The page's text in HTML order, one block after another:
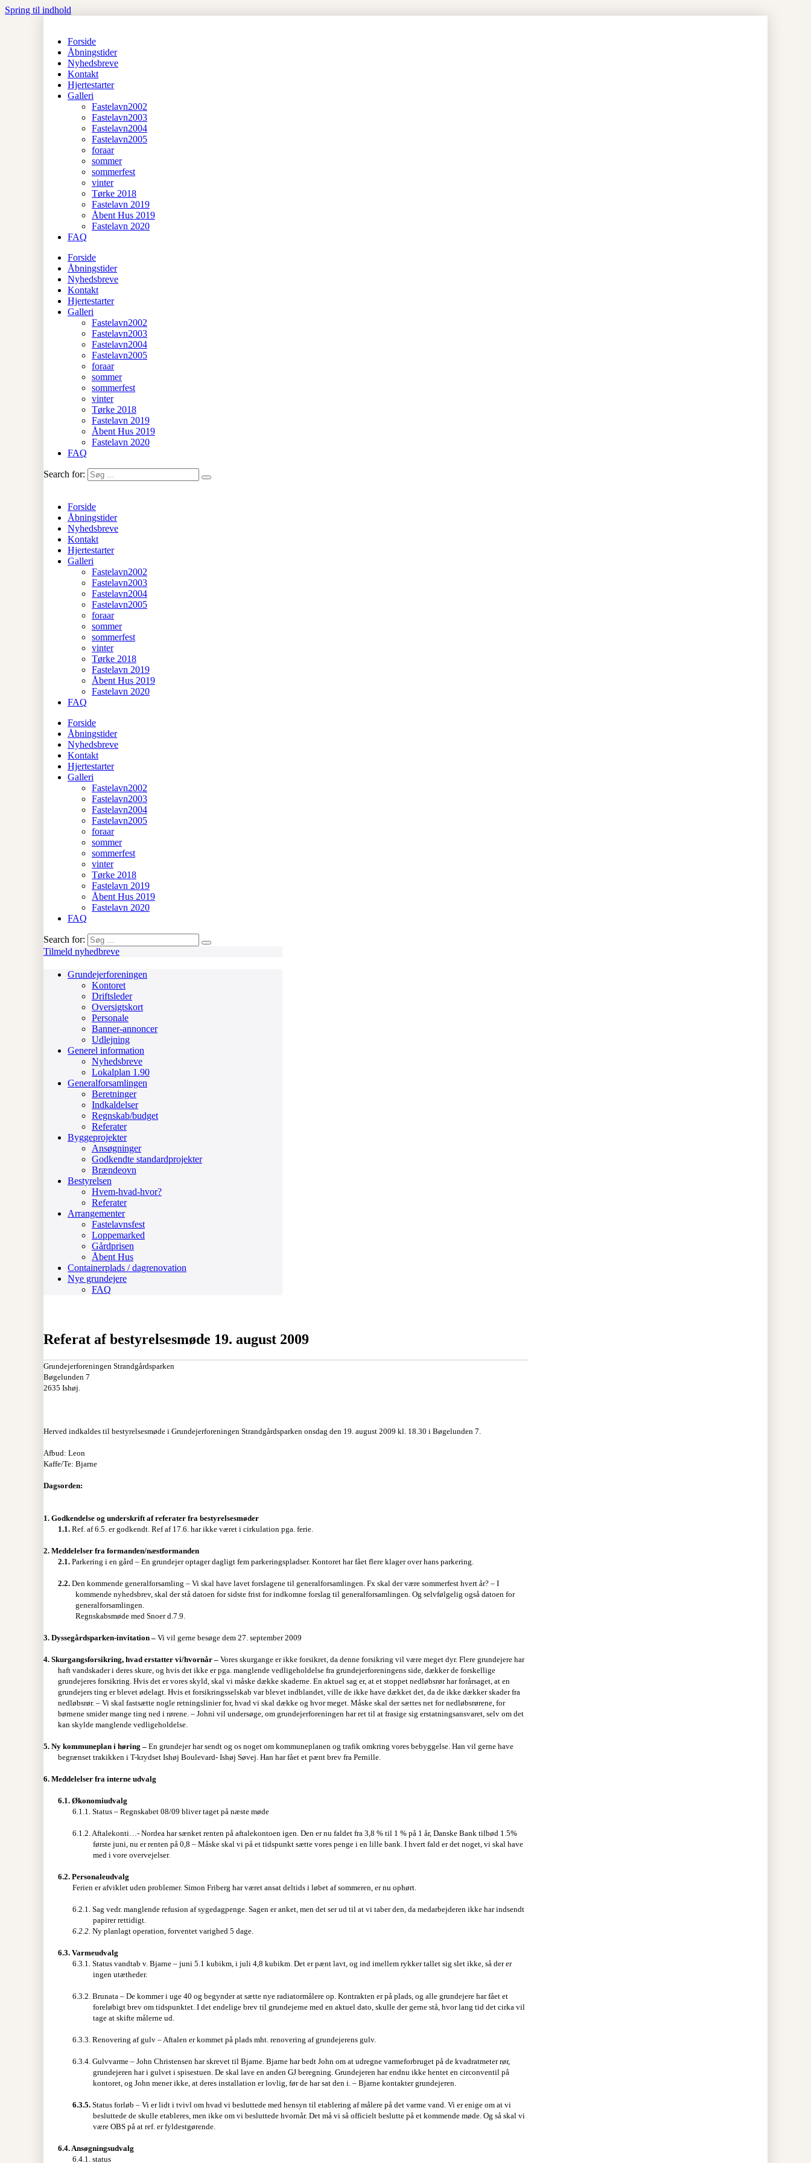
Spring til indhold
Forside
Åbningstider
Nyhedsbreve
Kontakt
Hjertestarter
Galleri
Fastelavn2002
Fastelavn2003
Fastelavn2004
Fastelavn2005
foraar
sommer
sommerfest
vinter
Tørke 2018
Fastelavn 2019
Åbent Hus 2019
Fastelavn 2020
FAQ
Forside
Åbningstider
Nyhedsbreve
Kontakt
Hjertestarter
Galleri
Fastelavn2002
Fastelavn2003
Fastelavn2004
Fastelavn2005
foraar
sommer
sommerfest
vinter
Tørke 2018
Fastelavn 2019
Åbent Hus 2019
Fastelavn 2020
FAQ
Search for:
Forside
Åbningstider
Nyhedsbreve
Kontakt
Hjertestarter
Galleri
Fastelavn2002
Fastelavn2003
Fastelavn2004
Fastelavn2005
foraar
sommer
sommerfest
vinter
Tørke 2018
Fastelavn 2019
Åbent Hus 2019
Fastelavn 2020
FAQ
Forside
Åbningstider
Nyhedsbreve
Kontakt
Hjertestarter
Galleri
Fastelavn2002
Fastelavn2003
Fastelavn2004
Fastelavn2005
foraar
sommer
sommerfest
vinter
Tørke 2018
Fastelavn 2019
Åbent Hus 2019
Fastelavn 2020
FAQ
Search for:
Tilmeld nyhedbreve
Grundejerforeningen
Kontoret
Driftsleder
Oversigtskort
Personale
Banner-annoncer
Udlejning
Generel information
Nyhedsbreve
Lokalplan 1.90
Generalforsamlingen
Beretninger
Indkaldelser
Regnskab/budget
Referater
Byggeprojekter
Ansøgninger
Godkendte standardprojekter
Brændeovn
Bestyrelsen
Hvem-hvad-hvor?
Referater
Arrangementer
Fastelavnsfest
Loppemarked
Gårdprisen
Åbent Hus
Containerplads / dagrenovation
Nye grundejere
FAQ
Referat af bestyrelsesmøde 19. august 2009
Grundejerforeningen Strandgårdsparken
Bøgelunden 7
2635 Ishøj.
Herved indkaldes til bestyrelsesmøde i Grundejerforeningen Strandgårdsparken onsdag den 19. august 2009 kl. 18.30 i Bøgelunden 7.
Afbud: Leon
Kaffe/Te: Bjarne
Dagsorden:
1. Godkendelse og underskrift af referater fra bestyrelsesmøder
1.1. Ref. af 6.5. er godkendt. Ref af 17.6. har ikke været i cirkulation pga. ferie.
2. Meddelelser fra formanden/næstformanden
2.1. Parkering i en gård – En grundejer optager dagligt fem parkeringspladser. Kontoret har fået flere klager over hans parkering.
2.2. Den kommende generalforsamling – Vi skal have lavet forslagene til generalforsamlingen. Fx skal der være sommerfest hvert år? – I
kommende nyhedsbrev, skal der stå datoen for sidste frist for indkomne forslag til generalforsamlingen. Og selvfølgelig også datoen for
generalforsamlingen.
Regnskabsmøde med Snoer d.7.9.
3. Dyssegårdsparken-invitation – Vi vil gerne besøge dem 27. september 2009
4. Skurgangsforsikring, hvad erstatter vi/hvornår – Vores skurgange er ikke forsikret, da denne forsikring vil være meget dyr. Flere grundejere har
haft vandskader i deres skure, og hvis det ikke er pga. manglende vedligeholdelse fra grundejerforeningens side, dækker de forskellige
grundejeres forsikring. Hvis det er vores skyld, skal vi måske dække skaderne. En aktuel sag er, at et stoppet nedløbsrør har forårsaget, at en
grundejers ting er blevet ødelagt. Hvis et forsikringsselskab var blevet indblandet, ville de ikke have dækket det, da de ikke dækker skader fra
nedløbsrør. – Vi skal fastsætte nogle retningslinier for, hvad vi skal dække og hvor meget. Måske skal der sættes net for nedløbsrørene, for
børnene smider mange ting ned i rørene. – Johni vil undersøge, om grundejerforeningen har ret til at frasige sig erstatningsansvaret, selv om det
kan skylde manglende vedligeholdelse.
5. Ny kommuneplan i høring – En grundejer har sendt og os noget om kommuneplanen og trafik omkring vores bebyggelse. Han vil gerne have
begrænset trakikken i T-krydset Ishøj Boulevard- Ishøj Søvej. Han har fået et pænt brev fra Pernille.
6. Meddelelser fra interne udvalg
6.1. Økonomiudvalg
6.1.1. Status – Regnskabet 08/09 bliver taget på næste møde
6.1.2. Aftalekonti…- Nordea har sænket renten på aftalekontoen igen. Den er nu faldet fra 3,8 % til 1 % på 1 år, Danske Bank tilbød 1.5%
første juni, nu er renten på 0,8 – Måske skal vi på et tidspunkt sætte vores penge i en lille bank. I hvert fald er det noget, vi skal have
med i vore overvejelser.
6.2. Personaleudvalg
Ferien er afviklet uden problemer. Simon Friberg har været ansat deltids i løbet af sommeren, er nu ophørt.
6.2.1. Sag vedr. manglende refusion af sygedagpenge. Sagen er anket, men det ser ud til at vi taber den, da medarbejderen ikke har indsendt
papirer rettidigt.
6.2.2. Ny planlagt operation, forventet varighed 5 dage.
6.3. Varmeudvalg
6.3.1. Status vandtab v. Bjarne – juni 5.1 kubikm, i juli 4,8 kubikm. Det er pænt lavt, og ind imellem rykker tallet sig slet ikke, så der er
ingen utætheder.
6.3.2. Brunata – De kommer i uge 40 og begynder at sætte nye radiatormålere op. Kontrakten er på plads, og alle grundejere har fået et
foreløbigt brev om tidspunktet. I det endelige brev til grundejerne med en aktuel dato, skulle der gerne stå, hvor lang tid det cirka vil
tage at skifte målerne ud.
6.3.3. Renovering af gulv – Aftalen er kommet på plads mht. renovering af grundejerens gulv.
6.3.4. Gulvvarme – John Christensen har skrevet til Bjarne. Bjarne har bedt John om at udregne varmeforbruget på de kvadratmeter rør,
grundejeren har i gulvet i spisestuen. De skal lave en anden GJ beregning. Grundejeren har endnu ikke hentet en circonventil på
kontoret, og John mener ikke, at deres installation er lovlig, før de har sat den i. – Bjarne kontakter grundejeren.
6.3.5. Status forløb – Vi er lidt i tvivl om hvad vi besluttede med hensyn til etablering af målere på det varme vand. Vi er enige om at vi
besluttede de skulle etableres, men ikke om vi besluttede hvornår. Det må vi så officielt beslutte på et kommende møde. Og så skal vi
være OBS på at ref. er fyldestgørende.
6.4. Ansøgningsudvalg
6.4.1. status